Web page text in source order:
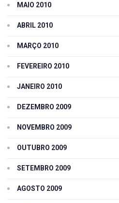
MAIO 2010
ABRIL 2010
MARÇO 2010
FEVEREIRO 2010
JANEIRO 2010
DEZEMBRO 2009
NOVEMBRO 2009
OUTUBRO 2009
SETEMBRO 2009
AGOSTO 2009